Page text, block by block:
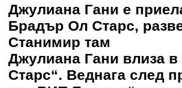
Джулиана Гани е
Брадър Ол Старс,
Станимир там
Джулиана Гани влиза
Старс“. Веднага след